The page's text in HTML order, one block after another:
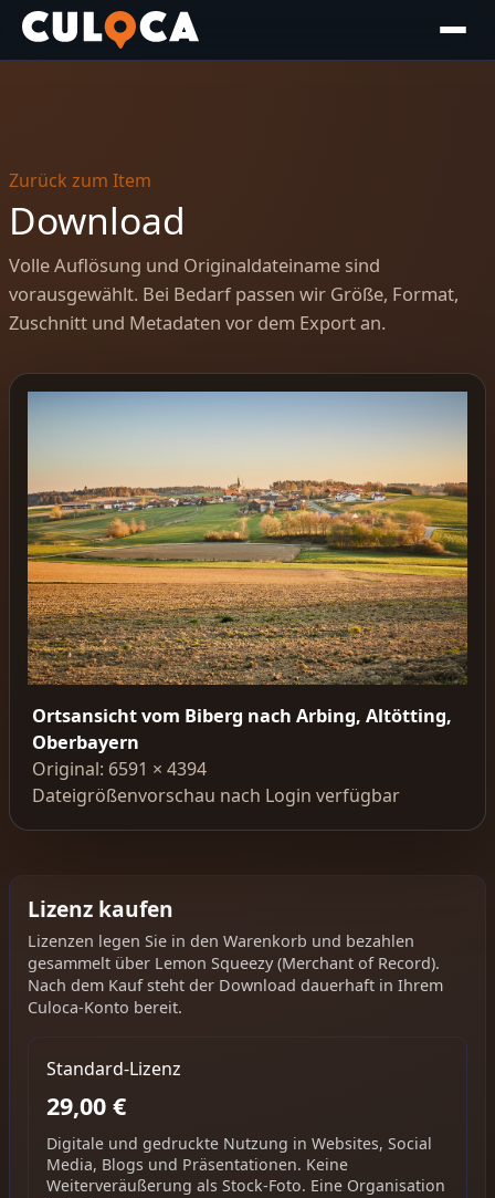
Zurück zum Item
Download
Volle Auflösung und Originaldateiname sind
vorausgewählt. Bei Bedarf passen wir Größe, Format,
Zuschnitt und Metadaten vor dem Export an.
Ortsansicht vom Biberg nach Arbing, Altötting,
Oberbayern
Original: 6591 × 4394
Dateigrößenvorschau nach Login verfügbar
Lizenz kaufen
Lizenzen legen Sie in den Warenkorb und bezahlen
gesammelt über Lemon Squeezy (Merchant of Record).
Nach dem Kauf steht der Download dauerhaft in Ihrem
Culoca-Konto bereit.
Standard-Lizenz
29,00 €
Digitale und gedruckte Nutzung in Websites, Social
Media, Blogs und Präsentationen. Keine
Weiterveräußerung als Stock-Foto. Eine Organisation